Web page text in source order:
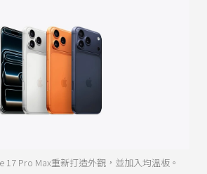
17 Pro Max重新打造外觀，並加入均溫板。